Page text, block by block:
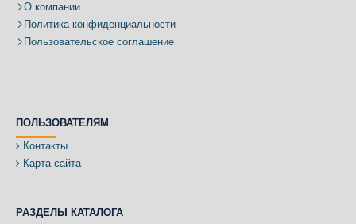
О компании
Политика конфиденциальности
Пользовательское соглашение
ПОЛЬЗОВАТЕЛЯМ
Контакты
Карта сайта
РАЗДЕЛЫ КАТАЛОГА